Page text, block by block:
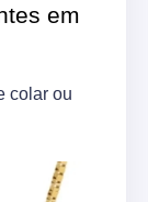
em
colar ou